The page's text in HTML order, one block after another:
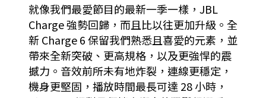
就像我們最愛節目的最新一季一樣，JBL
Charge 強勢回歸，而且比以往更加升級。全
新 Charge 6 保留我們熟悉且喜愛的元素，並
帶來全新突破、更高規格，以及更強悍的震
撼力。音效前所未有地炸裂，連線更穩定，
機身更堅固，播放時間最長可達 28 小時，